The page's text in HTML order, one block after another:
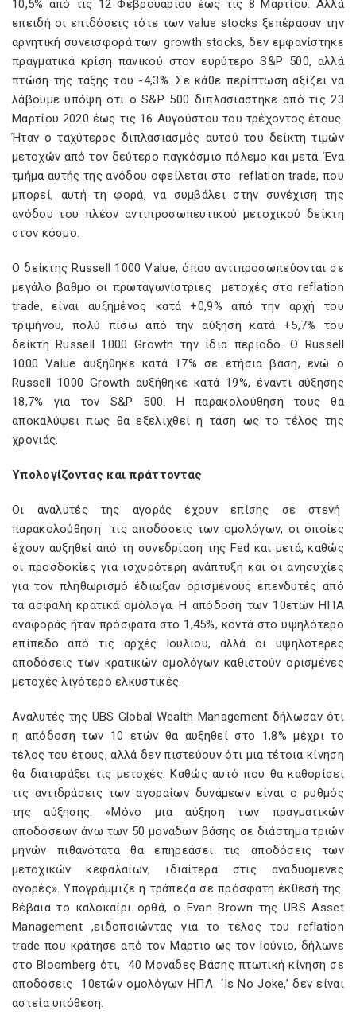
10,5% από τις 12 Φεβρουαρίου έως τις 8 Μαρτίου. Αλλά
επειδή οι επιδόσεις τότε των value stocks ξεπέρασαν την
αρνητική συνεισφορά των growth stocks, δεν εμφανίστηκε
πραγματικά κρίση πανικού στον ευρύτερο S&P 500, αλλά
πτώση της τάξης του -4,3%. Σε κάθε περίπτωση αξίζει να
λάβουμε υπόψη ότι ο S&P 500 διπλασιάστηκε από τις 23
Μαρτίου 2020 έως τις 16 Αυγούστου του τρέχοντος έτους.
Ήταν ο ταχύτερος διπλασιασμός αυτού του δείκτη τιμών
μετοχών από τον δεύτερο παγκόσμιο πόλεμο και μετά. Ένα
τμήμα αυτής της ανόδου οφείλεται στο reflation trade, που
μπορεί, αυτή τη φορά, να συμβάλει στην συνέχιση της
ανόδου του πλέον αντιπροσωπευτικού μετοχικού δείκτη
στον κόσμο.
Ο δείκτης Russell 1000 Value, όπου αντιπροσωπεύονται σε
μεγάλο βαθμό οι πρωταγωνίστριες μετοχές στο reflation
trade, είναι αυξημένος κατά +0,9% από την αρχή του
τριμήνου, πολύ πίσω από την αύξηση κατά +5,7% του
δείκτη Russell 1000 Growth την ίδια περίοδο. Ο Russell
1000 Value αυξήθηκε κατά 17% σε ετήσια βάση, ενώ ο
Russell 1000 Growth αυξήθηκε κατά 19%, έναντι αύξησης
18,7% για τον S&P 500. Η παρακολούθησή τους θα
αποκαλύψει πως θα εξελιχθεί η τάση ως το τέλος της
χρονιάς.
Υπολογίζοντας και πράττοντας
Οι αναλυτές της αγοράς έχουν επίσης σε στενή
παρακολούθηση τις αποδόσεις των ομολόγων, οι οποίες
έχουν αυξηθεί από τη συνεδρίαση της Fed και μετά, καθώς
οι προσδοκίες για ισχυρότερη ανάπτυξη και οι ανησυχίες
για τον πληθωρισμό έδιωξαν ορισμένους επενδυτές από
τα ασφαλή κρατικά ομόλογα. Η απόδοση των 10ετών ΗΠΑ
αναφοράς ήταν πρόσφατα στο 1,45%, κοντά στο υψηλότερο
επίπεδο από τις αρχές Ιουλίου, αλλά οι υψηλότερες
αποδόσεις των κρατικών ομολόγων καθιστούν ορισμένες
μετοχές λιγότερο ελκυστικές.
Αναλυτές της UBS Global Wealth Management δήλωσαν ότι
η απόδοση των 10 ετών θα αυξηθεί στο 1,8% μέχρι το
τέλος του έτους, αλλά δεν πιστεύουν ότι μια τέτοια κίνηση
θα διαταράξει τις μετοχές. Καθώς αυτό που θα καθορίσει
τις αντιδράσεις των αγοραίων δυνάμεων είναι ο ρυθμός
της αύξησης. «Μόνο μια αύξηση των πραγματικών
αποδόσεων άνω των 50 μονάδων βάσης σε διάστημα τριών
μηνών πιθανότατα θα επηρεάσει τις αποδόσεις των
μετοχικών κεφαλαίων, ιδιαίτερα στις αναδυόμενες
αγορές». Υπογράμμιζε η τράπεζα σε πρόσφατη έκθεσή της.
Βέβαια το καλοκαίρι ορθά, ο Evan Brown της UBS Asset
Management ,ειδοποιώντας για το τέλος του reflation
trade που κράτησε από τον Μάρτιο ως τον Ιούνιο, δήλωνε
στο Bloomberg ότι, 40 Μονάδες Βάσης πτωτική κίνηση σε
αποδόσεις 10ετών ομολόγων ΗΠΑ ‘Is No Joke,’ δεν είναι
αστεία υπόθεση.